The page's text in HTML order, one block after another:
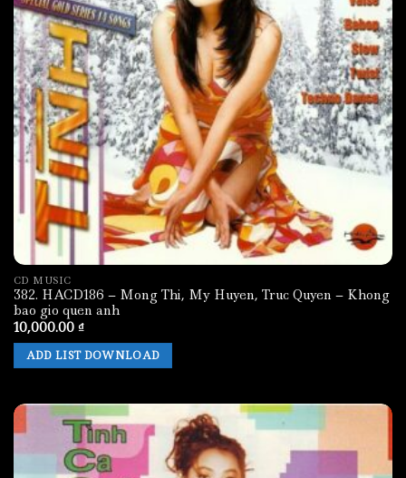
CD MUSIC
382. HACD186 – Mong Thi, My Huyen, Truc Quyen – Khong
bao gio quen anh
10,000.00 ₫
ADD LIST DOWNLOAD